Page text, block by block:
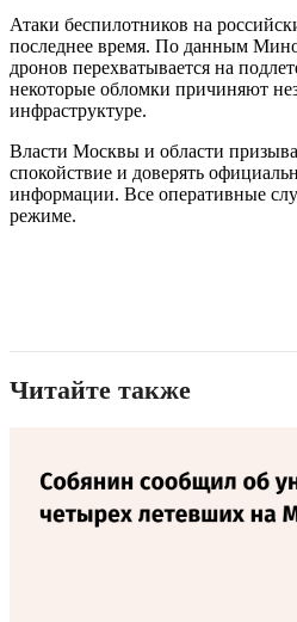
Атаки беспилотников на
последнее время. По данным
дронов перехватывается на
некоторые обломки причиняют
инфраструктуре.
Власти Москвы и области
спокойствие и доверять
информации. Все оперативные
режиме.
Читайте также